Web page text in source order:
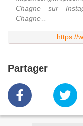
Chagne sur
Chagne...
https://
Partager